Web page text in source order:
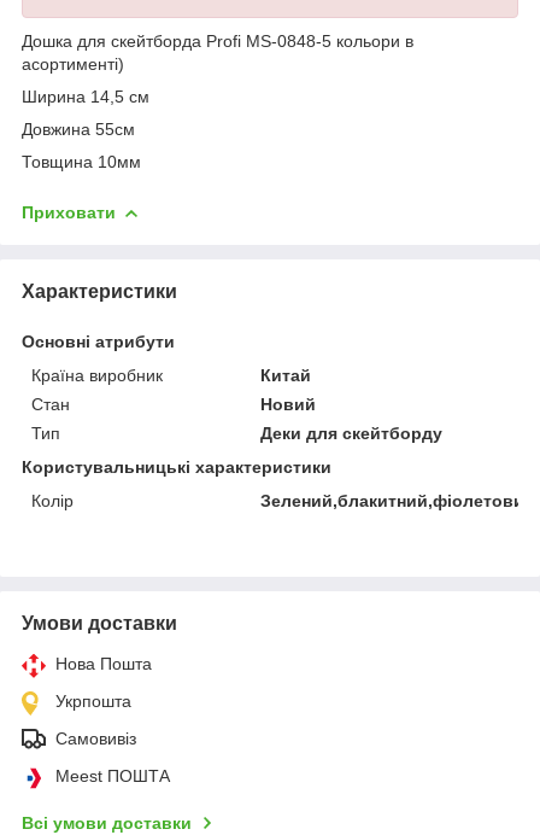
Дошка для скейтборда Profi MS-0848-5 кольори в
асортименті)
Ширина 14,5 см
Довжина 55см
Товщина 10мм
Приховати
Характеристики
Основні атрибути
Країна виробник
Китай
Стан
Новий
Тип
Деки для скейтборду
Користувальницькі характеристики
Колір
Умови доставки
Нова Пошта
Укрпошта
Самовивіз
Meest ПОШТА
Всі умови доставки